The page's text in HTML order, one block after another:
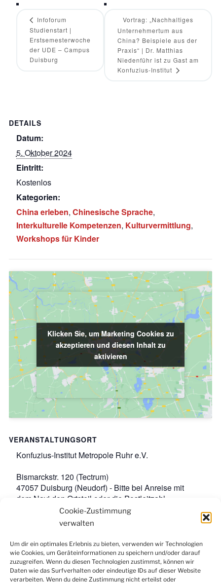
Cookie-Zustimmung
verwalten
Um dir ein optimales Erlebnis zu bieten, verwenden wir Technologien
wie Cookies, um Geräteinformationen zu speichern und/oder darauf
zuzugreifen. Wenn du diesen Technologien zustimmst, können wir
Daten wie das Surfverhalten oder eindeutige IDs auf dieser Website
verarbeiten. Wenn du deine Zustimmung nicht erteilst oder
DETAILS
Datum:
5. Oktober 2024
Eintritt:
Kostenlos
Kategorien:
China erleben, Chinesische Sprache,
Interkulturelle Kompetenzen, Kulturvermittlung,
Workshops für Kinder
VERANSTALTUNGSORT
Konfuzius-Institut Metropole Ruhr e.V.
Bismarckstr. 120 (Tectrum)
47057 Duisburg (Neudorf) - Bitte bei Anreise mit
dem Navi den Ortsteil oder die Postleitzahl
Google-Karte anzeigen
Veranstaltungsort-Website anzeigen
Klicken Sie, um Marketing Cookies zu
akzeptieren und diesen Inhalt zu
aktivieren
Klicken Sie, um Marketing Cookies zu
akzeptieren und diesen Inhalt zu
aktivieren
Infoforum
Studienstart |
Erstsemesterwoche
der UDE – Campus
Duisburg
Vortrag: „Nachhaltiges
Unternehmertum aus
China? Beispiele aus der
Praxis“ | Dr. Matthias
Niedenführ ist zu Gast am
Konfuzius-Institut
Facebook Instagram LinkedIn
YouTube
Newsletter